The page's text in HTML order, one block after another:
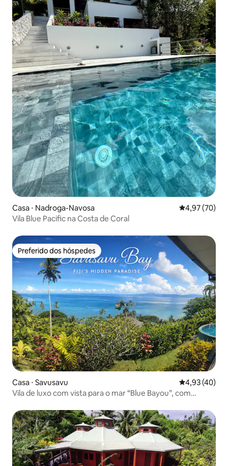
Casa ⋅ Nadroga-Navosa 4,97 de uma
4,97 (70)
Vila Blue Pacific na Costa de Coral
Preferido dos hóspedes
Preferido dos hóspedes
Casa ⋅ Savusavu 4,93 de uma
4,93 (40)
Vila de luxo com vista para o mar “Blue Bayou”, com